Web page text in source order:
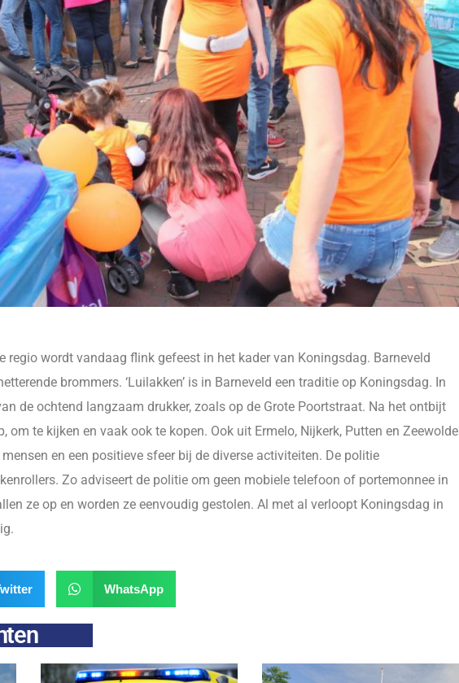
regio wordt vandaag flink gefeest in het kader van Koningsdag. Barneveld
brommers. ‘Luilakken’ is in Barneveld een traditie op Koningsdag. In
de ochtend langzaam drukker, zoals op de Grote Poortstraat. Na het ontbijt
om te kijken en vaak ook te kopen. Ook uit Ermelo, Nijkerk, Putten en Zeewolde
en een positieve sfeer bij de diverse activiteiten. De politie
Zo adviseert de politie om geen mobiele telefoon of portemonnee in
ze op en worden ze eenvoudig gestolen. Al met al verloopt Koningsdag in
WhatsApp